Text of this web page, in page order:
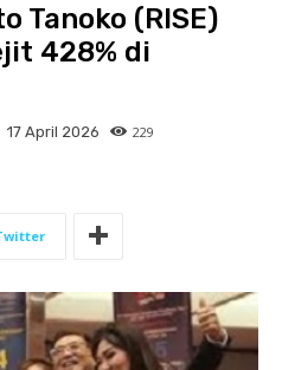
Tanoko (RISE)
428% di
17 April 2026 229